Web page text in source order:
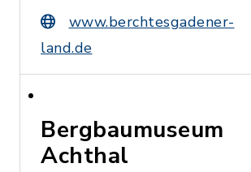
www.berchtesgadener-
land.de
Bergbaumuseum
Achthal